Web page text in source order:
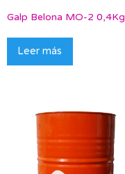
Galp Belona MO-2 0,4Kg
Leer más